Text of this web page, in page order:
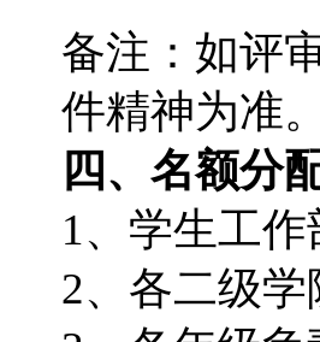
备注：如评
件精神为准。
四、名额分
1、学生工
2、各二级